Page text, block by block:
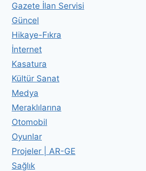
Gazete İlan Servisi
Güncel
Hikaye-Fıkra
İnternet
Kasatura
Kültür Sanat
Medya
Meraklılarına
Otomobil
Oyunlar
Projeler | AR-GE
Sağlık